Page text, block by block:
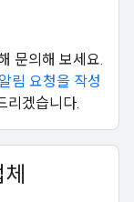
문의해 보세요.
알림 요청을 작성
리겠습니다.